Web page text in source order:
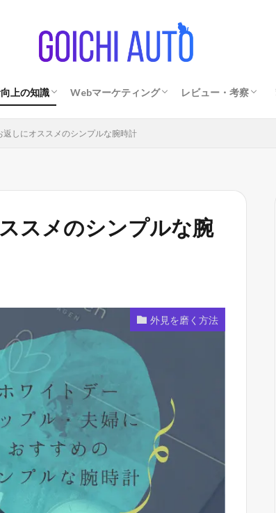
上の知識
を磨く方法
・資産形成の方法
ル・キャンペーン情報
Webマーケティング
アクセスアップ・SEO
ブログ運用術
デザイン
レビュー・考察
商品レビュー
アイドル
観劇
美術館・展示会
ファッション・時計
グルメ
返しにオススメのシンプルな腕時計
スメのシンプルな腕
外見を磨く方法